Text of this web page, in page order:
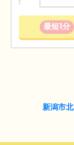
最短1分
新潟市